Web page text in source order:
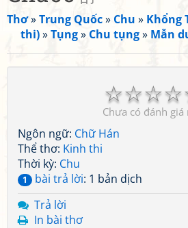
Thơ»Trung Quốc» Chu » Khổng
thi)»Tụng» Chu tụng» Mẫn
☆
☆
☆
☆
Chưa có đánh giá
Ngôn ngữ: Chữ Hán
Thể thơ: Kinh thi
Thời kỳ: Chu
1 bài trả lời: 1 bản dịch
Trả lời
In bài thơ